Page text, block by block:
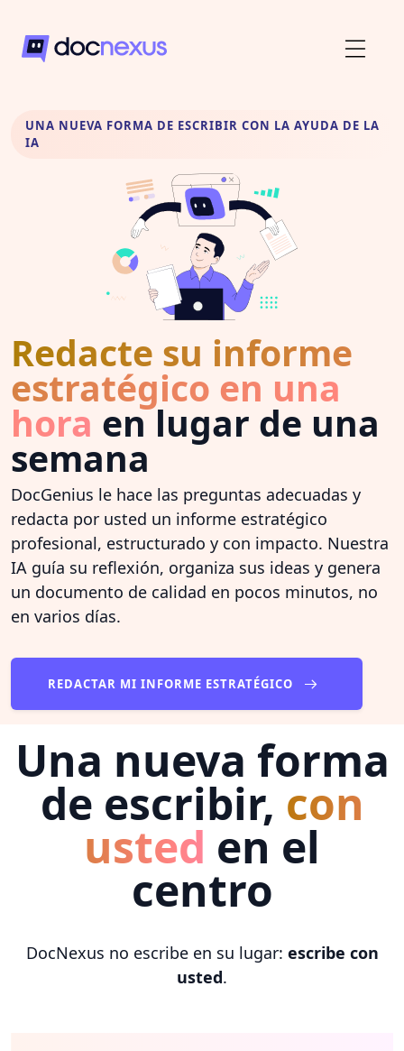
UNA NUEVA FORMA DE ESCRIBIR CON LA AYUDA DE LA
IA
Redacte su informe
estratégico en una
hora en lugar de una
semana
DocGenius le hace las preguntas adecuadas y
redacta por usted un informe estratégico
profesional, estructurado y con impacto. Nuestra
IA guía su reflexión, organiza sus ideas y genera
un documento de calidad en pocos minutos, no
en varios días.
REDACTAR MI INFORME ESTRATÉGICO
Una nueva forma
de escribir, con
usted en el
centro
DocNexus no escribe en su lugar: escribe con
usted.